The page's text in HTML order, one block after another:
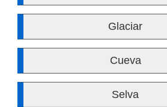
Glaciar
Cueva
Selva